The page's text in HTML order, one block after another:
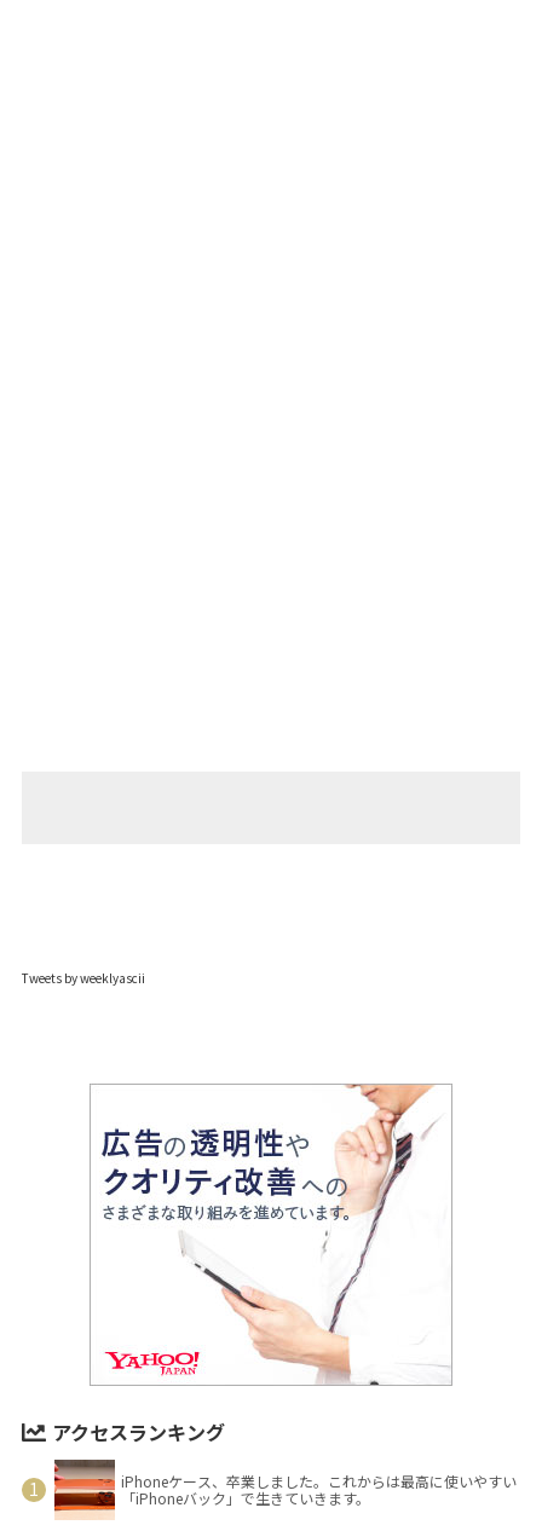
Tweets by weeklyascii
アクセスランキング
iPhoneケース、卒業しました。これからは最高に使いやすい
「iPhoneバック」で生きていきます。